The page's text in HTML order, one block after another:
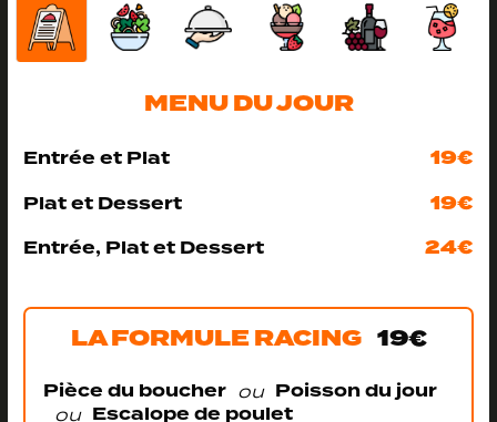
MENU DU JOUR
Entrée et Plat 19€
Plat et Dessert 19€
Entrée, Plat et Dessert 24€
LA FORMULE RACING 19€
Pièce du boucher ou Poisson du jour
ou Escalope de poulet